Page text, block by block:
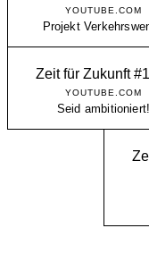
YOUTUBE.COM
Projekt
Zeit für Zukunft
YOUTUBE.COM
Seid ambitioniert!